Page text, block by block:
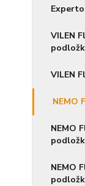
VILEN
VILEN
NEMO
NEMO
NEMO